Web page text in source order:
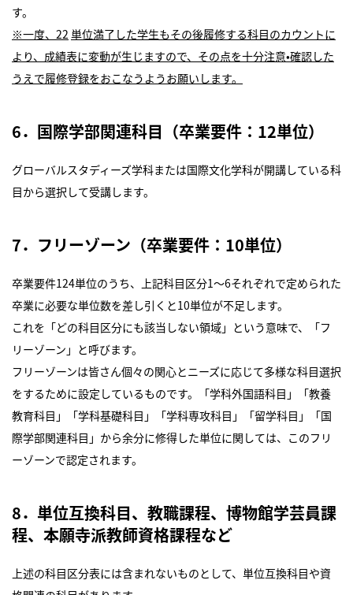
す。
※一度、 22 単位満了した学生もその後履修する科目のカウントに
より、成績表に変動が生じますので、その点を十分注意•確認した
うえで履修登録をおこなうようお願いします。
6．国際学部関連科目（卒業要件：12単位）
グローバルスタディーズ学科または国際文化学科が開講している科
目から選択して受講します。
7．フリーゾーン（卒業要件：10単位）
卒業要件124単位のうち、上記科目区分1～6それぞれで定められた
卒業に必要な単位数を差し引くと10単位が不足します。
これを「どの科目区分にも該当しない領域」という意味で、「フ
リーゾーン」と呼びます。
フリーゾーンは皆さん個々の関心とニーズに応じて多様な科目選択
をするために設定しているものです。「学科外国語科目」「教養
教育科目」「学科基礎科目」「学科専攻科目」「留学科目」「国
際学部関連科目」から余分に修得した単位に関しては、このフリ
ーゾーンで認定されます。
8．単位互換科目、教職課程、博物館学芸員課
程、本願寺派教師資格課程など
上述の科目区分表には含まれないものとして、単位互換科目や資